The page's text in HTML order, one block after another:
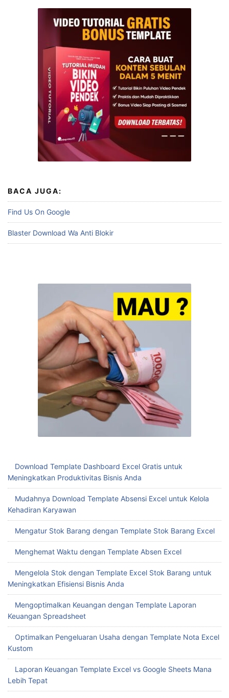
Blaster Download Wa Anti Blokir
Download Template Dashboard Excel Gratis untuk
Meningkatkan Produktivitas Bisnis Anda
Mudahnya Download Template Absensi Excel untuk Kelola
Kehadiran Karyawan
Mengatur Stok Barang dengan Template Stok Barang Excel
Menghemat Waktu dengan Template Absen Excel
Mengelola Stok dengan Template Excel Stok Barang untuk
Meningkatkan Efisiensi Bisnis Anda
Mengoptimalkan Keuangan dengan Template Laporan
Keuangan Spreadsheet